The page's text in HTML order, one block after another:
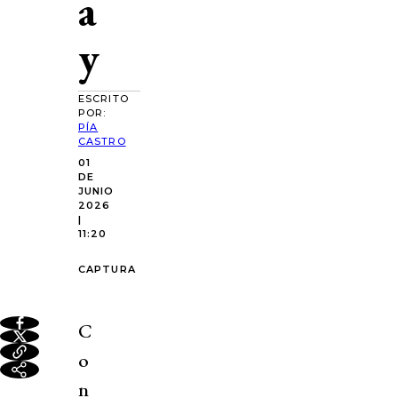
y
ESCRITO
POR:
PÍA
CASTRO
01
DE
JUNIO
2026
|
11:20
CAPTURA
C
o
n